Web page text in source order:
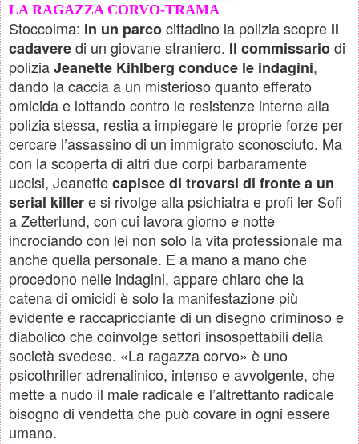
LA RAGAZZA CORVO-TRAMA
Stoccolma: in un parcocittadino la polizia scopre il
cadaveredi un giovane straniero. Il commissariodi
poliziaJeanette Kihlberg conduce le indagini,
dando la caccia a un misterioso quanto efferato
omicida e lottando contro le resistenze interne alla
polizia stessa, restia a impiegare le proprie forze per
cercare l’assassino di un immigrato sconosciuto. Ma
con la scoperta di altri due corpi barbaramente
uccisi, Jeanettecapisce di trovarsi di fronte a un
serial killere si rivolge alla psichiatra e profi ler Sofi
a Zetterlund, con cui lavora giorno e notte
incrociando con lei non solo la vita professionale ma
anche quella personale. E a mano a mano che
procedono nelle indagini, appare chiaro che la
catena di omicidi è solo la manifestazione più
evidente e raccapricciante di un disegno criminoso e
diabolico che coinvolge settori insospettabili della
società svedese. «La ragazza corvo» è uno
psicothriller adrenalinico, intenso e avvolgente, che
mette a nudo il male radicale e l’altrettanto radicale
bisogno di vendetta che può covare in ogni essere
umano.